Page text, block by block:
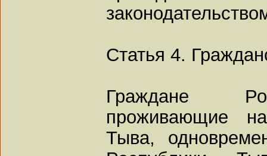
Статья 4.
Граждане
проживающие
Тыва,